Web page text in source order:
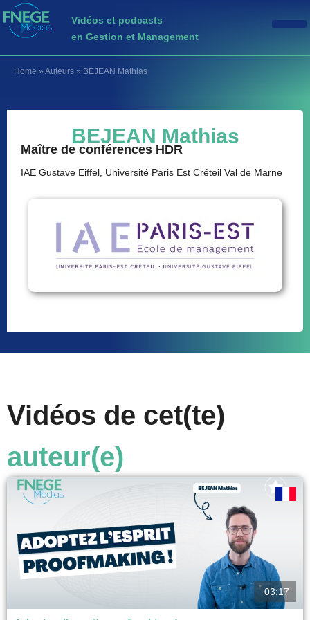
Vidéos et podcasts
en Gestion et Management
Home » Auteurs » BEJEAN Mathias
BEJEAN Mathias
Maître de conférences HDR
IAE Gustave Eiffel, Université Paris Est Créteil Val de Marne
Vidéos de cet(te)
auteur(e)
03:17